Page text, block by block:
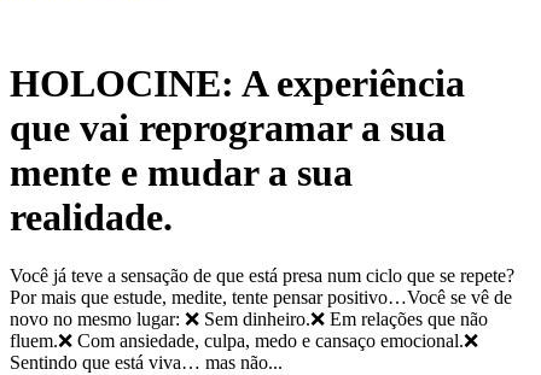
HOLOCINE: A experiência
que vai reprogramar a sua
mente e mudar a sua
realidade.
Você já teve a sensação de que está presa num ciclo que se repete?
Por mais que estude, medite, tente pensar positivo…Você se vê de
novo no mesmo lugar: ❌ Sem dinheiro.❌ Em relações que não
fluem.❌ Com ansiedade, culpa, medo e cansaço emocional.❌
Sentindo que está viva… mas não...